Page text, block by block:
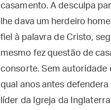
casamento. A desculpa
lhe dava um herdeiro
fiel à palavra de Cristo,
mesmo fez questão de
consorte. Sem autoridade
qual anos antes
líder da Igreja da